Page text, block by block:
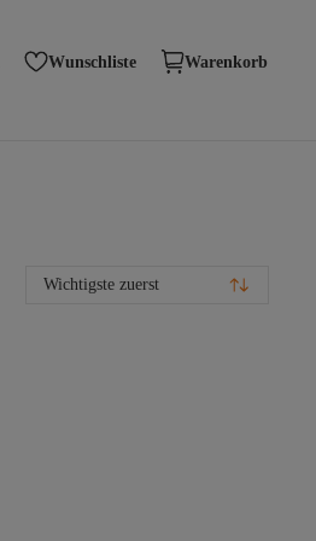
Wunschliste Warenkorb
Wichtigste zuerst